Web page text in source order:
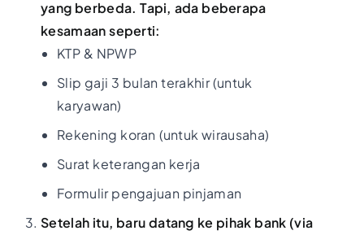
yang berbeda. Tapi, ada beberapa
kesamaan seperti:
KTP & NPWP
Slip gaji 3 bulan terakhir (untuk
karyawan)
Rekening koran (untuk wirausaha)
Surat keterangan kerja
Formulir pengajuan pinjaman
Setelah itu, baru datang ke pihak bank (via